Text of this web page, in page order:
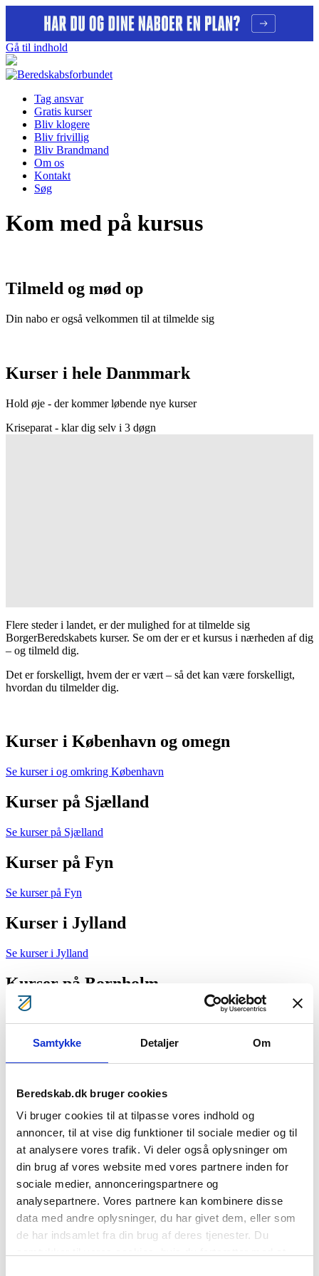
Samtykke Detaljer Om
Beredskab.dk bruger cookies
Vi bruger cookies til at tilpasse vores indhold og
annoncer, til at vise dig funktioner til sociale medier og til
at analysere vores trafik. Vi deler også oplysninger om
din brug af vores website med vores partnere inden for
sociale medier, annonceringspartnere og
analysepartnere. Vores partnere kan kombinere disse
data med andre oplysninger, du har givet dem, eller som
de har indsamlet fra din brug af deres tjenester. Du
Gå til indhold
Tag ansvar
Gratis kurser
Bliv klogere
Bliv frivillig
Bliv Brandmand
Om os
Kontakt
Søg
Kom med på kursus
Tilmeld og mød op
Din nabo er også velkommen til at tilmelde sig
Kurser i hele Danmmark
Hold øje - der kommer løbende nye kurser
Kriseparat - klar dig selv i 3 døgn
Flere steder i landet, er der mulighed for at tilmelde sig
BorgerBeredskabets kurser. Se om der er et kursus i nærheden af dig
– og tilmeld dig.
Det er forskelligt, hvem der er vært – så det kan være forskelligt,
hvordan du tilmelder dig.
Kurser i København og omegn
Se kurser i og omkring København
Kurser på Sjælland
Se kurser på Sjælland
Kurser på Fyn
Se kurser på Fyn
Kurser i Jylland
Se kurser i Jylland
Kurser på Bornholm
Se kurser på Bornholm
Kan du ikke samle mindst 20 kursister, kan du måske
foreslå dit lokale bibliotek eller kulturhus, at bestille et
kursus.
Kan du samle et hold kursister, men mangler et lokale,
kan du evt. forhøre dig på dit lokale bibliotek. Her er
det ofte muligt at låne et lokale til et kursus.
Er du ansat på et bibliotek, et kulturhus eller lignende -
så husk, at I er velkomme til at bestille
BorgerBeredskabets GRATIS kurser til jeres
aktivitetsprogram.
Vil du gerne være vært?
Kan du samle mindst 20 kursister – og har du et lokale, kommer vi